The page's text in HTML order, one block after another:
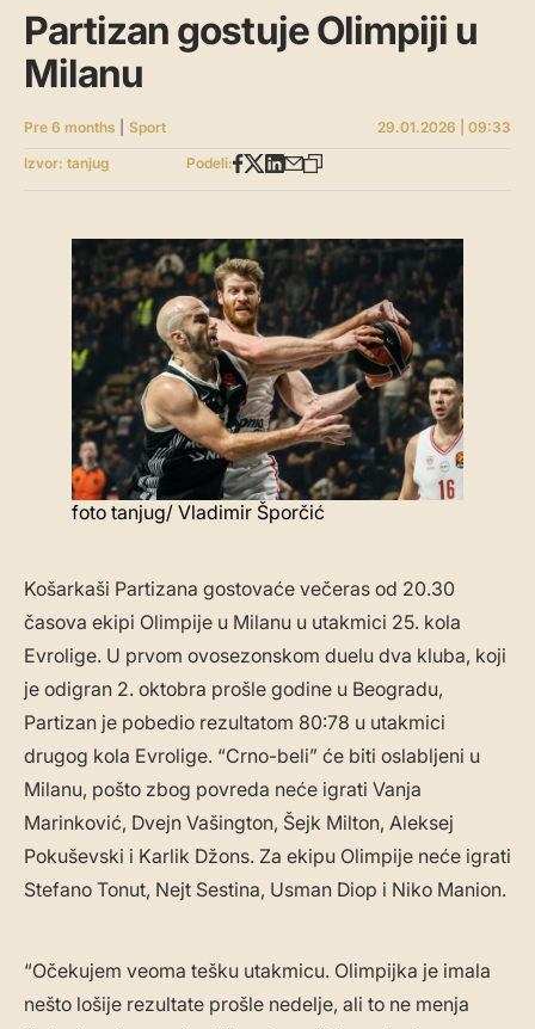
Partizan gostuje Olimpiji u
Milanu
Pre 6 months Sport
29.01.2026 | 09:33
Izvor: tanjug
Podeli:
foto tanjug/ Vladimir Šporčić
Košarkaši Partizana gostovaće večeras od 20.30
časova ekipi Olimpije u Milanu u utakmici 25. kola
Evrolige. U prvom ovosezonskom duelu dva kluba, koji
je odigran 2. oktobra prošle godine u Beogradu,
Partizan je pobedio rezultatom 80:78 u utakmici
drugog kola Evrolige. “Crno-beli” će biti oslabljeni u
Milanu, pošto zbog povreda neće igrati Vanja
Marinković, Dvejn Vašington, Šejk Milton, Aleksej
Pokuševski i Karlik Džons. Za ekipu Olimpije neće igrati
Stefano Tonut, Nejt Sestina, Usman Diop i Niko Manion.
“Očekujem veoma tešku utakmicu. Olimpijka je imala
nešto lošije rezultate prošle nedelje, ali to ne menja